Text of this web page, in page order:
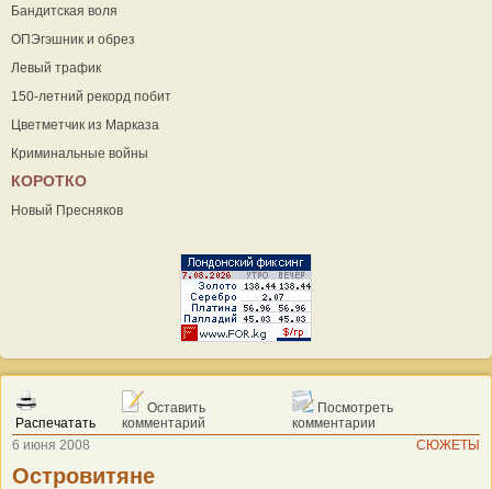
Бандитская воля
ОПЭгэшник и обрез
Левый трафик
150-летний рекорд побит
Цветметчик из Марказа
Криминальные войны
КОРОТКО
Новый Пресняков
Распечатать
Оставить
комментарий
Посмотреть
комментарии
6 июня 2008
СЮЖЕТЫ
Островитяне